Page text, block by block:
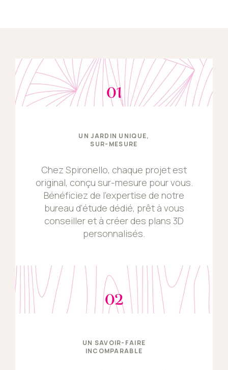
01
UN JARDIN UNIQUE,
SUR-MESURE
Chez Spironello, chaque projet est
original, conçu sur-mesure pour vous.
Bénéficiez de l’expertise de notre
bureau d’étude dédié, prêt à vous
conseiller et à créer des plans 3D
personnalisés.
02
UN SAVOIR-FAIRE
INCOMPARABLE